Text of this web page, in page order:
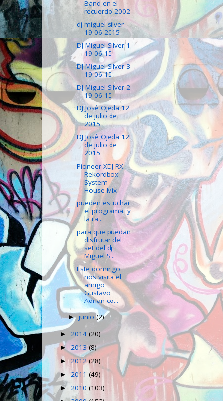
Band en el
recuerdo 2002
dj miguel silver
19-06-2015
DJ Miguel Silver 1
19-06-15
DJ Miguel Silver 3
19-06-15
DJ Miguel Silver 2
19-06-15
DJ Josè Ojeda 12
de julio de
2015
DJ Josè Ojeda 12
de julio de
2015
Pioneer XDJ-RX
Rekordbox
System -
House Mix
pueden escuchar
el programa y
la ra...
para que puedan
disfrutar del
set del dj
Miguel S...
Este domingo
nos visita el
amigo
Gustavo
Adrian co...
►junio(2)
► 2014 (20)
► 2013(8)
► 2012(28)
► 2011 (49)
► 2010 (103)